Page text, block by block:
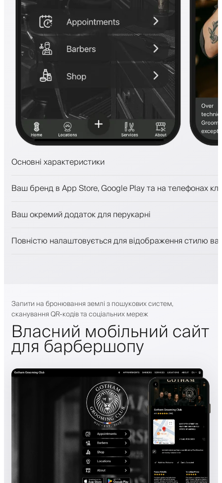
Основні характеристики
Платежі, застава
Залучайте клієнтів за допомогою програми
Ваш бренд в App Store, Google Play та на телефонах
Ваш окремий додаток для перукарні
Повністю налаштовується для відображення стилю
Запити на бронювання землі з пошукових систем,
сканування QR-кодів та соціальних мереж
Власний мобільний сайт
для барбершопу